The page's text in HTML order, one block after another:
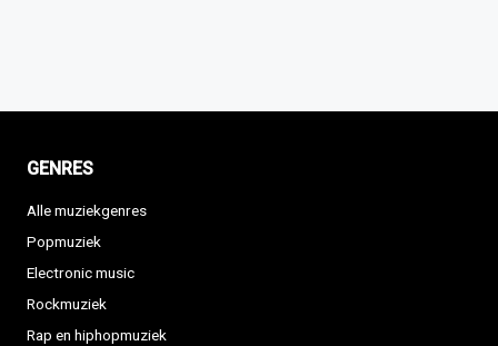
GENRES
Alle muziekgenres
Popmuziek
Electronic music
Rockmuziek
Rap en hiphopmuziek